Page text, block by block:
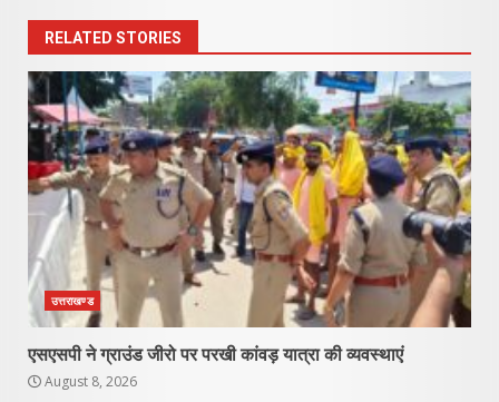
RELATED STORIES
उत्तराखण्ड
एसएसपी ने ग्राउंड जीरो पर परखी कांवड़ यात्रा की व्यवस्थाएं
August 8, 2026